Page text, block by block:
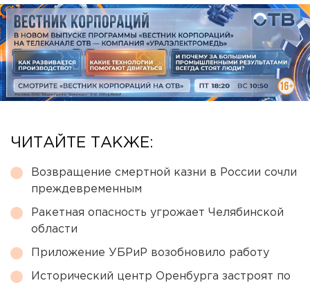
ЧИТАЙТЕ ТАКЖЕ:
Возвращение смертной казни в России сочли
преждевременным
Ракетная опасность угрожает Челябинской
области
Приложение УБРиР возобновило работу
Исторический центр Оренбурга застроят по